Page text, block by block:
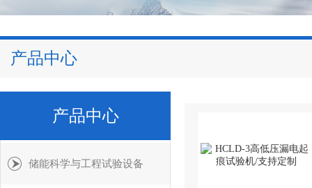
产品中心
产品中心
储能科学与工程试验设备